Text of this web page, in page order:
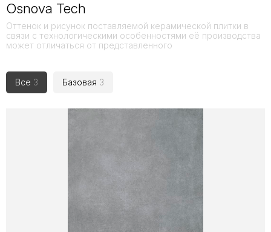
Osnova Tech
Оттенок и рисунок поставляемой керамической плитки в
связи с технологическими особенностями её производства
может отличаться от представленного
Все 3 Базовая 3